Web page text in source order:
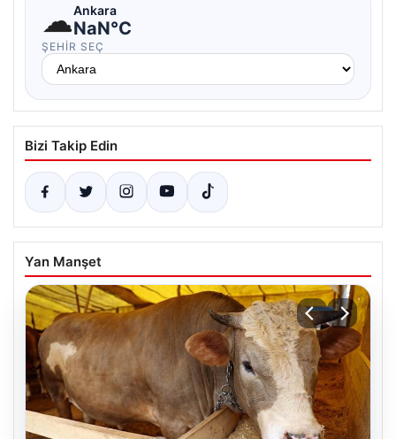
☁Ankara
NaN°C
ŞEHIR SEÇ
Bizi Takip Edin
Yan Manşet